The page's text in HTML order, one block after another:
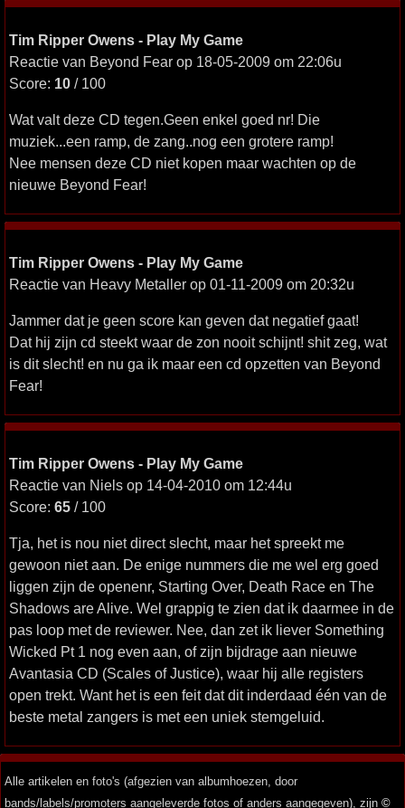
Tim Ripper Owens - Play My Game
Reactie van Beyond Fear op 18-05-2009 om 22:06u
Score: 10 / 100
Wat valt deze CD tegen.Geen enkel goed nr! Die
muziek...een ramp, de zang..nog een grotere ramp!
Nee mensen deze CD niet kopen maar wachten op de
nieuwe Beyond Fear!
Tim Ripper Owens - Play My Game
Reactie van Heavy Metaller op 01-11-2009 om 20:32u
Jammer dat je geen score kan geven dat negatief gaat!
Dat hij zijn cd steekt waar de zon nooit schijnt! shit zeg, wat
is dit slecht! en nu ga ik maar een cd opzetten van Beyond
Fear!
Tim Ripper Owens - Play My Game
Reactie van Niels op 14-04-2010 om 12:44u
Score: 65 / 100
Tja, het is nou niet direct slecht, maar het spreekt me
gewoon niet aan. De enige nummers die me wel erg goed
liggen zijn de openenr, Starting Over, Death Race en The
Shadows are Alive. Wel grappig te zien dat ik daarmee in de
pas loop met de reviewer. Nee, dan zet ik liever Something
Wicked Pt 1 nog even aan, of zijn bijdrage aan nieuwe
Avantasia CD (Scales of Justice), waar hij alle registers
open trekt. Want het is een feit dat dit inderdaad één van de
beste metal zangers is met een uniek stemgeluid.
Alle artikelen en foto's (afgezien van albumhoezen, door
bands/labels/promoters aangeleverde fotos of anders aangegeven), zijn ©